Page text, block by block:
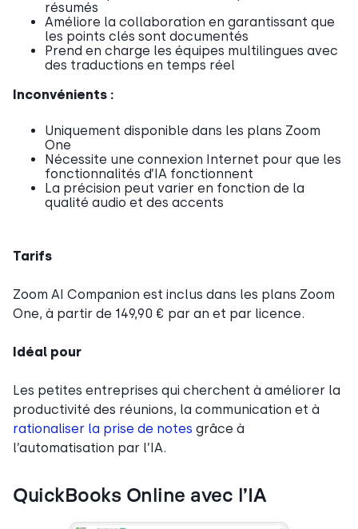
résumés
Améliore la collaboration en garantissant que
les points clés sont documentés
Prend en charge les équipes multilingues avec
des traductions en temps réel
Inconvénients :
Uniquement disponible dans les plans Zoom
One
Nécessite une connexion Internet pour que les
fonctionnalités d’IA fonctionnent
La précision peut varier en fonction de la
qualité audio et des accents
Tarifs
Zoom AI Companion est inclus dans les plans Zoom
One, à partir de 149,90 € par an et par licence.
Idéal pour
Les petites entreprises qui cherchent à améliorer la
productivité des réunions, la communication et à
rationaliser la prise de notes grâce à
l’automatisation par l’IA.
QuickBooks Online avec l’IA